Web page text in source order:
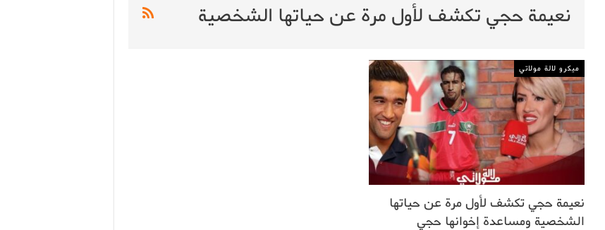
نعيمة حجي تكشف لأول مرة عن حياتها الشخصية
ميكرو لالة مولاتي
نعيمة حجي تكشف لأول مرة عن حياتها
الشخصية ومساعدة إخوانها حجي